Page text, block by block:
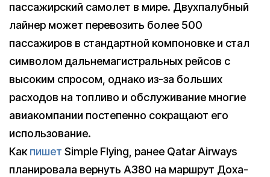
пассажирский самолет в мире. Двухпалубный
лайнер может перевозить более 500
пассажиров в стандартной компоновке и стал
символом дальнемагистральных рейсов с
высоким спросом, однако из-за больших
расходов на топливо и обслуживание многие
авиакомпании постепенно сокращают его
использование.
Какпишет Simple Flying, ранее Qatar Airways
планировала вернуть A380 на маршрут Доха-